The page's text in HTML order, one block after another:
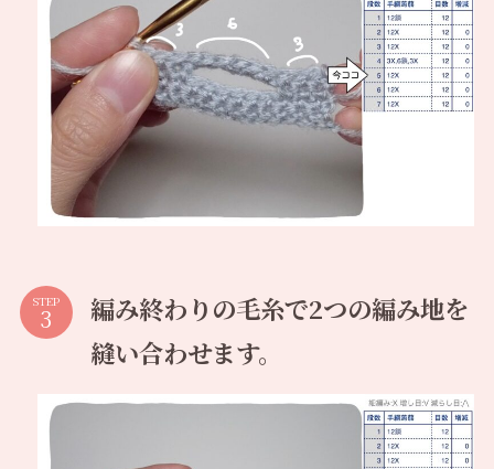
STEP
編み終わりの毛糸で2つの編み地を
縫い合わせます。